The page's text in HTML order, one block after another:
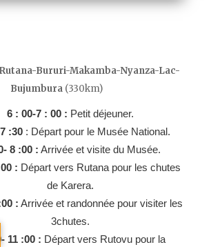
Bururi-Makamba-Nyanza-Lac-
Bujumbura (330km)
6 : 00-7 : 00 : Petit déjeuner.
:30: Départ pour le Musée National.
8 :00 : Arrivée et visite du Musée.
: Départ vers Rutana pour les chutes
de Karera.
: Arrivée et randonnée pour visiter les
3chutes.
11 :00 : Départ vers Rutovu pour la